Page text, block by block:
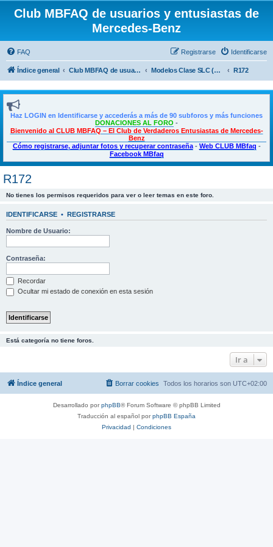
Club MBFAQ de usuarios y entusiastas de
Mercedes-Benz
FAQ Identificarse
Registrarse
Índice general Club MBFAQ de usuarios y entusiastas de Mercedes Benz Modelos Clase SLC (SLK) R172
Haz LOGIN en Identificarse y accederás a más de 90 subforos y más funciones
DONACIONES AL FORO -
Bienvenido al CLUB MBFAQ – El Club de Verdaderos Entusiastas de Mercedes-
Benz
Cómo registrarse, adjuntar fotos y recuperar contraseña- Web CLUB MBfaq -
Facebook MBfaq
R172
No tienes los permisos requeridos para ver o leer temas en este foro.
IDENTIFICARSE • REGISTRARSE
Nombre de Usuario:
Contraseña:
Recordar
Ocultar mi estado de conexión en esta sesión
Está categoría no tiene foros.
Ir a
Índice general Todos los horarios son UTC+02:00
Borrar cookies
Desarrollado porphpBB® Forum Software © phpBB Limited
Traducción al español porphpBB España
Privacidad | Condiciones